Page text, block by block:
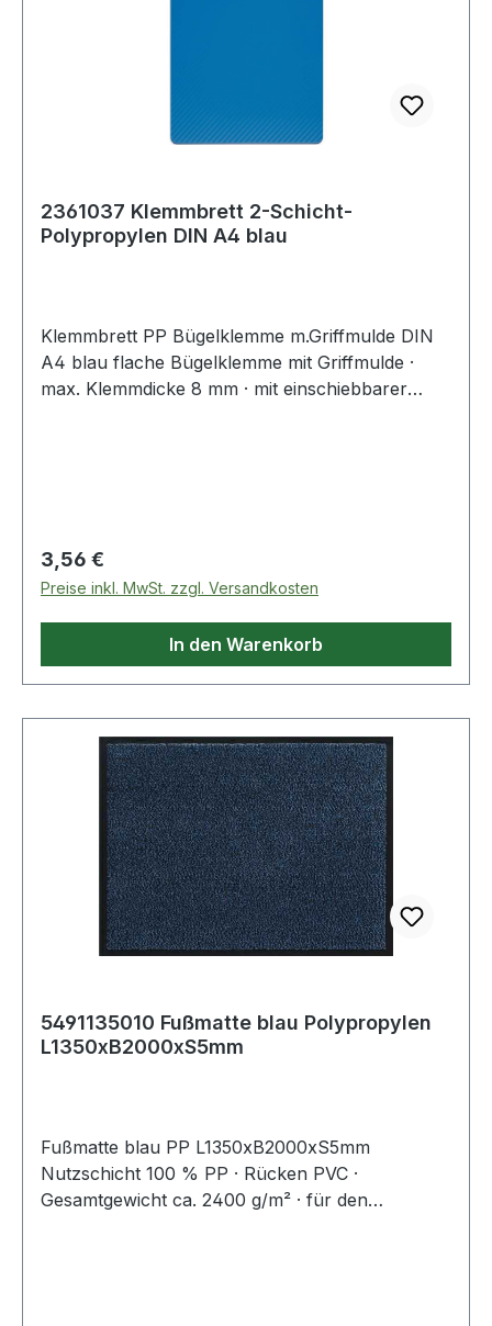
2361037 Klemmbrett 2-Schicht-
Polypropylen DIN A4 blau
Klemmbrett PP Bügelklemme m.Griffmulde DIN
A4 blau flache Bügelklemme mit Griffmulde ·
max. Klemmdicke 8 mm · mit einschiebbarer
Regulärer Preis:
3,56 €
Preise inkl. MwSt. zzgl. Versandkosten
In den Warenkorb
5491135010 Fußmatte blau Polypropylen
L1350xB2000xS5mm
Fußmatte blau PP L1350xB2000xS5mm
Nutzschicht 100 % PP · Rücken PVC ·
Gesamtgewicht ca. 2400 g/m² · für den